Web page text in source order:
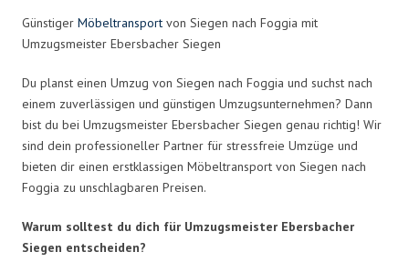
Günstiger Möbeltransport von Siegen nach Foggia mit
Umzugsmeister Ebersbacher Siegen
Du planst einen Umzug von Siegen nach Foggia und suchst nach
einem zuverlässigen und günstigen Umzugsunternehmen? Dann
bist du bei Umzugsmeister Ebersbacher Siegen genau richtig! Wir
sind dein professioneller Partner für stressfreie Umzüge und
bieten dir einen erstklassigen Möbeltransport von Siegen nach
Foggia zu unschlagbaren Preisen.
Warum solltest du dich für Umzugsmeister Ebersbacher
Siegen entscheiden?